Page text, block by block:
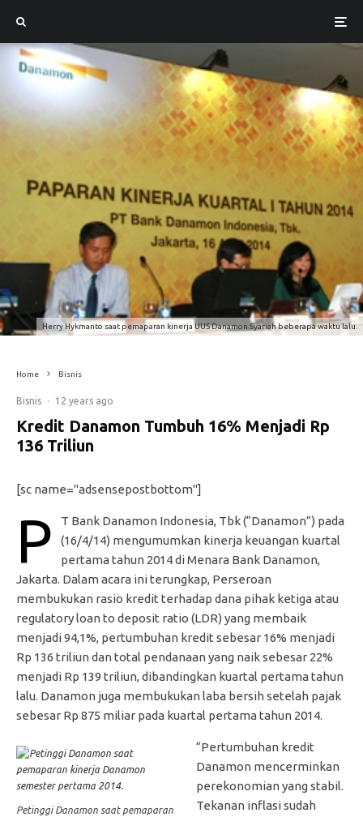
Herry Hykmanto saat pemaparan kinerja UUS Danamon Syariah beberapa waktu lalu.
Home Bisnis
Bisnis · 12 years ago
Kredit Danamon Tumbuh 16% Menjadi Rp
136 Triliun
[sc name="adsensepostbottom"]
P
T Bank Danamon Indonesia, Tbk (“Danamon”) pada
(16/4/14) mengumumkan kinerja keuangan kuartal
pertama tahun 2014 di Menara Bank Danamon,
Jakarta. Dalam acara ini terungkap, Perseroan
membukukan rasio kredit terhadap dana pihak ketiga atau
regulatory loan to deposit ratio (LDR) yang membaik
menjadi 94,1%, pertumbuhan kredit sebesar 16% menjadi
Rp 136 triliun dan total pendanaan yang naik sebesar 22%
menjadi Rp 139 triliun, dibandingkan kuartal pertama tahun
lalu. Danamon juga membukukan laba bersih setelah pajak
sebesar Rp 875 miliar pada kuartal pertama tahun 2014.
Petinggi Danamon saat pemaparan
“Pertumbuhan kredit
Danamon mencerminkan
perekonomian yang stabil.
Tekanan inflasi sudah